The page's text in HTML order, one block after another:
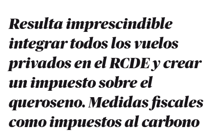
Resulta imprescindible
integrar todos los vuelos
privados en el RCDE y crear
un impuesto sobre el
queroseno. Medidas fiscales
como impuestos al carbono